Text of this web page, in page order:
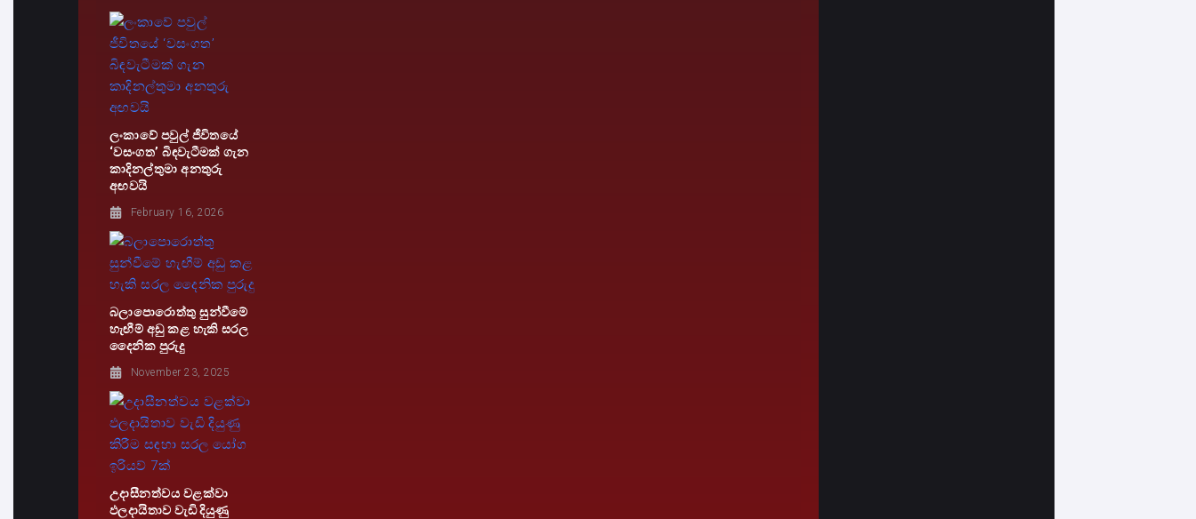
ලංකාවේ පවුල් ජීවිතයේ
‘වසංගත’ බිඳවැටීමක් ගැන
කාදිනල්තුමා අනතුරු
අඟවයි
February 16, 2026
බලාපොරොත්තු සුන්වීමේ
හැඟීම් අඩු කළ හැකි සරල
දෛනික පුරුදු
November 23, 2025
උදාසීනත්වය වළක්වා
ඵලදායිතාව වැඩි දියුණු